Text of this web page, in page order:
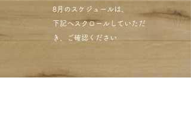
​8月のスケジュールは、
下記へスクロールしていただ
き、ご確認ください​